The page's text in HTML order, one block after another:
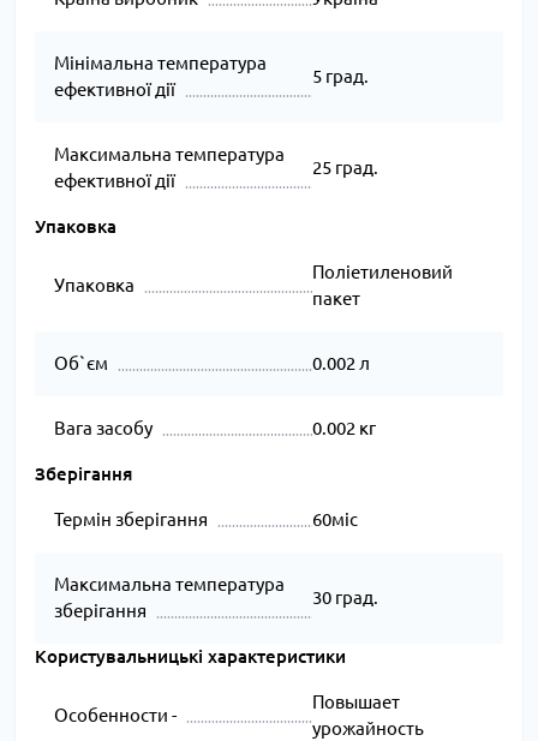
Мінімальна температура
ефективної дії
5 град.
Максимальна температура
ефективної дії
25 град.
Упаковка
Упаковка
Поліетиленовий
пакет
Об`єм 0.002 л
Вага засобу 0.002 кг
Зберігання
Термін зберігання 60міс
Максимальна температура
зберігання
30 град.
Користувальницькі характеристики
Особенности -
Повышает
урожайность